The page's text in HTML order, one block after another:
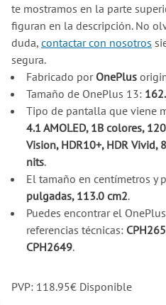
te mostramos en la parte
figuran en la descripción. No
duda, contactar con nosotros
segura.
Fabricado por OnePlus
Tamaño de OnePlus 13:
Tipo de pantalla que viene
4.1 AMOLED, 1B colores,
Vision, HDR10+, HDR
nits.
El tamaño en centímetros y
pulgadas, 113.0 cm2.
Puedes encontrar el
referencias técnicas:
CPH2649.
PVP: 118.95€ Disponible